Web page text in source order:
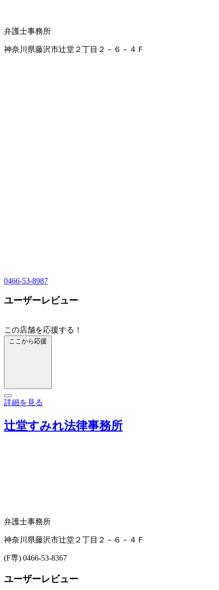
弁護士事務所
神奈川県藤沢市辻堂２丁目２－６－４Ｆ
0466-53-8987
ユーザーレビュー
この店舗を応援する！
ここから応援
詳細を見る
辻堂すみれ法律事務所
弁護士事務所
神奈川県藤沢市辻堂２丁目２－６－４Ｆ
(F専) 0466-53-8367
ユーザーレビュー